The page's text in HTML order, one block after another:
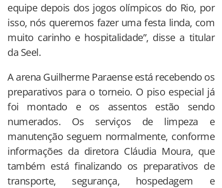
equipe depois dos jogos olímpicos do Rio, por
isso, nós queremos fazer uma festa linda, com
muito carinho e hospitalidade”, disse a titular
da Seel.
A arena Guilherme Paraense está recebendo os
preparativos para o torneio. O piso especial já
foi montado e os assentos estão sendo
numerados. Os serviços de limpeza e
manutenção seguem normalmente, conforme
informações da diretora Cláudia Moura, que
também está finalizando os preparativos de
transporte, segurança, hospedagem e